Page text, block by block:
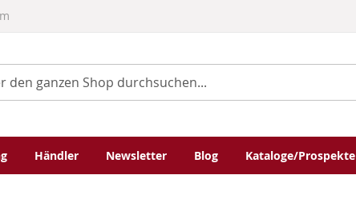
Händler Newsletter Blog Kataloge/Prospekte